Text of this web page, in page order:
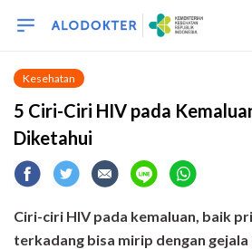
Kesehatan
5 Ciri-Ciri HIV pada
Diketahui
Ciri-ciri HIV pada kemaluan, baik
terkadang bisa mirip dengan